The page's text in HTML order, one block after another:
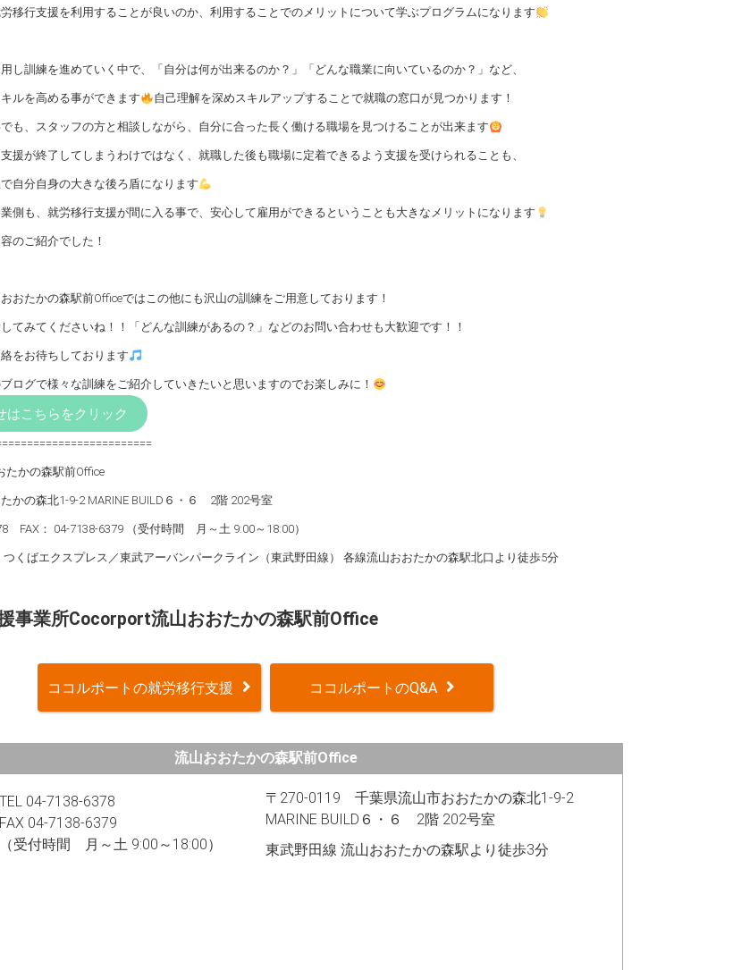
移行支援を利用することが良いのか、利用することでのメリットについて学ぶプログラムになります
し訓練を進めていく中で、「自分は何が出来るのか？」「どんな職業に向いているのか？」など、
ルを高める事ができます 自己理解を深めスキルアップすることで就職の窓口が見つかります！
も、スタッフの方と相談しながら、自分に合った長く働ける職場を見つけることが出来ます
援が終了してしまうわけではなく、就職した後も職場に定着できるよう支援を受けられることも、
自分自身の大きな後ろ盾になります
側も、就労移行支援が間に入る事で、安心して雇用ができるということも大きなメリットになります
のご紹介でした！
おたかの森駅前Officeではこの他にも沢山の訓練をご用意しております！
てみてくださいね！！「どんな訓練があるの？」などのお問い合わせも大歓迎です！！
をお待ちしております
ログで様々な訓練をご紹介していきたいと思いますのでお楽しみに！
はこちらをクリック
たかの森駅前Office
かの森北1-9-2 MARINE BUILD６・６ 2階 202号室
FAX： 04-7138-6379 （受付時間 月～土 9:00～18:00）
つくばエクスプレス／東武アーバンパークライン（東武野田線） 各線流山おおたかの森駅北口より徒歩5分
事業所Cocorport流山おおたかの森駅前Office
ココルポートの就労移行支援 ココルポートのQ&A
流山おおたかの森駅前Office
TEL 04-7138-6378
FAX 04-7138-6379
（受付時間 月～土 9:00～18:00）
〒270-0119 千葉県流山市おおたかの森北1-9-2
MARINE BUILD６・６ 2階 202号室
東武野田線 流山おおたかの森駅より徒歩3分